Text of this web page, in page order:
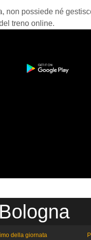
non possiede né
treno online.
della giornata